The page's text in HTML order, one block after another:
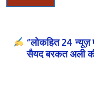
“लोकहित 24 न्यूज़
सैयद बरकत अली की